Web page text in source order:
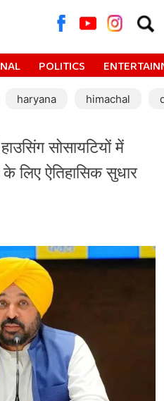
for:
POLITICS
haryana himachal
सोसायटियों में
के लिए ऐतिहासिक सुधार